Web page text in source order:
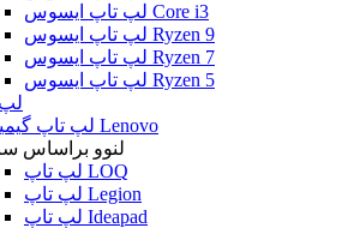
لپ تاپ ایسوس Core i3
لپ تاپ ایسوس Ryzen 9
لپ تاپ ایسوس Ryzen 7
لپ تاپ ایسوس Ryzen 5
لپ تاپ گیمینگ Lenovo
لنوو براساس
لپ تاپ LOQ
لپ تاپ Legion
لپ تاپ Ideapad